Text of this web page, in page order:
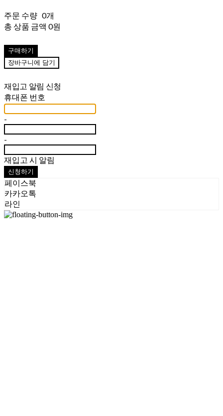
주문 수량 0개
총 상품 금액 0원
구매하기
장바구니에 담기
재입고 알림 신청
휴대폰 번호
-
-
재입고 시 알림
신청하기
페이스북
카카오톡
라인